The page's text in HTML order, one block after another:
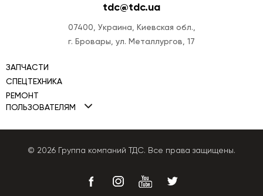
ЗАПЧАСТИ
СПЕЦТЕХНИКА
Мини-погрузчики TDC
Экскаваторы-погрузчики
РЕМОНТ
ПОЛЬЗОВАТЕЛЯМ
Политика Cookies
Политика конфиденциальности
tdc@tdc.ua
07400, Украина, Киевская обл.,
г. Бровары, ул. Металлургов, 17
© 2026 Группа компаний ТДС. Все права защищены.